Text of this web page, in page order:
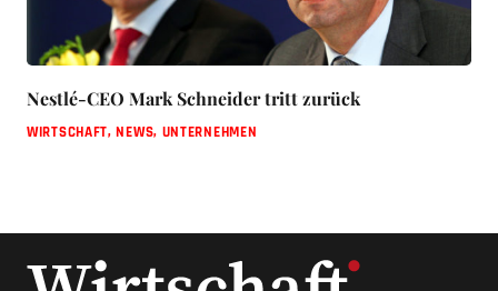
Nestlé-CEO Mark Schneider tritt zurück
WIRTSCHAFT,NEWS, UNTERNEHMEN